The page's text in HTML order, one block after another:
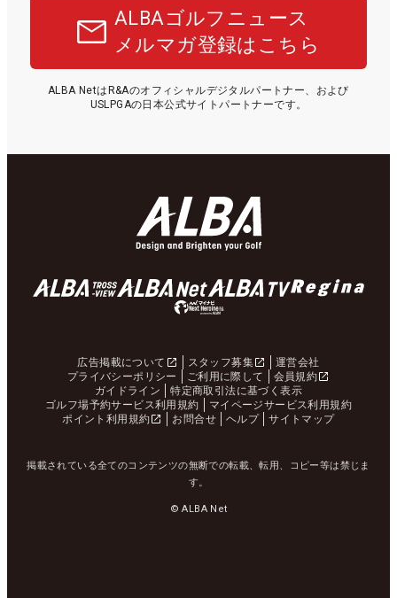
ALBAゴルフニュース
メルマガ登録はこちら
ALBA NetはR&Aのオフィシャルデジタルパートナー、および
USLPGAの日本公式サイトパートナーです。
広告掲載について スタッフ募集
運営会社
プライバシーポリシー
ご利用に際して
会員規約
ガイドライン
特定商取引法に基づく表示
ゴルフ場予約サービス利用規約
マイページサービス利用規約
ポイント利用規約
お問合せ ヘルプ サイトマップ
掲載されている全てのコンテンツの無断での転載、転用、コピー等は禁じま
す。
© ALBA Net